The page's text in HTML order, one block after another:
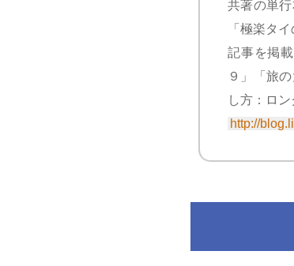
共著の単
「極楽タ
記事を掲
９」「旅
し方：ロ
http://